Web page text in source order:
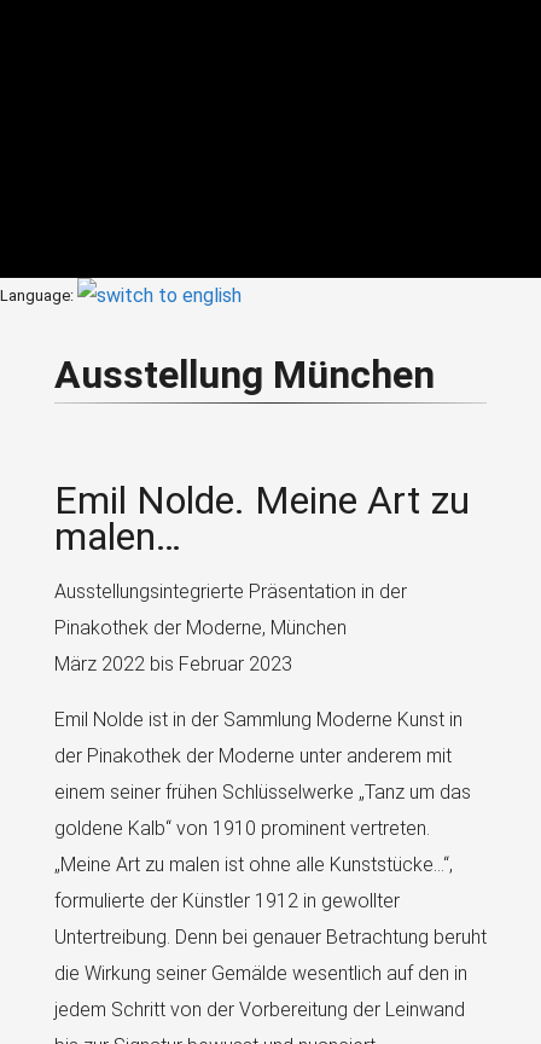
Language:
Ausstellung München
Emil Nolde. Meine Art zu
malen…
Ausstellungsintegrierte Präsentation in der
Pinakothek der Moderne, München
März 2022 bis Februar 2023
Emil Nolde ist in der Sammlung Moderne Kunst in
der Pinakothek der Moderne unter anderem mit
einem seiner frühen Schlüsselwerke „Tanz um das
goldene Kalb“ von 1910 prominent vertreten.
„Meine Art zu malen ist ohne alle Kunststücke…“,
formulierte der Künstler 1912 in gewollter
Untertreibung. Denn bei genauer Betrachtung beruht
die Wirkung seiner Gemälde wesentlich auf den in
jedem Schritt von der Vorbereitung der Leinwand